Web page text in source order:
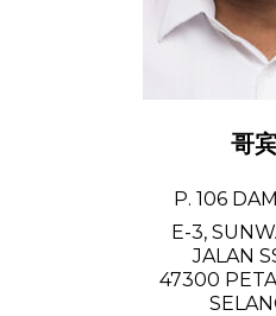
哥
P. 106
E-3,
JALAN
47300